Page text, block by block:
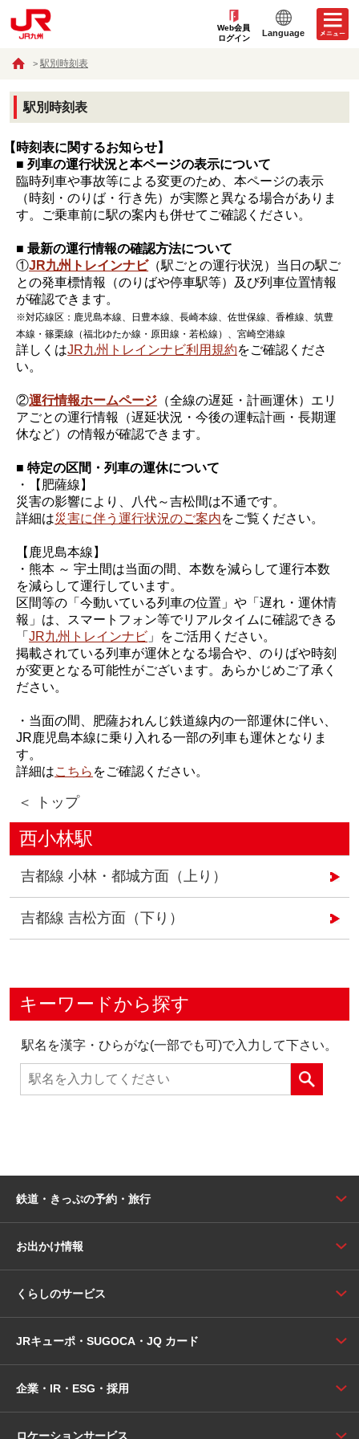
Web会員
ログイン
Language
駅別時刻表
駅別時刻表
【時刻表に関するお知らせ】
■ 列車の運行状況と本ページの表示について
臨時列車や事故等による変更のため、本ページの表示
（時刻・のりば・行き先）が実際と異なる場合がありま
す。ご乗車前に駅の案内も併せてご確認ください。
■ 最新の運行情報の確認方法について
①JR九州トレインナビ（駅ごとの運行状況）当日の駅ご
との発車標情報（のりばや停車駅等）及び列車位置情報
が確認できます。
※対応線区：鹿児島本線、日豊本線、長崎本線、佐世保線、香椎線、筑豊
本線・篠栗線（福北ゆたか線・原田線・若松線）、宮崎空港線
詳しくはJR九州トレインナビ利用規約をご確認くださ
い。
②運行情報ホームページ （全線の遅延・計画運休）エリ
アごとの運行情報（遅延状況・今後の運転計画・長期運
休など）の情報が確認できます。
■ 特定の区間・列車の運休について
・【肥薩線】
災害の影響により、八代～吉松間は不通です。
詳細は災害に伴う運行状況のご案内をご覧ください。
【鹿児島本線】
・熊本 ～ 宇土間は当面の間、本数を減らして運行本数
を減らして運行しています。
区間等の「今動いている列車の位置」や「遅れ・運休情
報」は、スマートフォン等でリアルタイムに確認できる
「JR九州トレインナビ 」をご活用ください。
掲載されている列車が運休となる場合や、のりばや時刻
が変更となる可能性がございます。あらかじめご了承く
ださい。
・当面の間、肥薩おれんじ鉄道線内の一部運休に伴い、
JR鹿児島本線に乗り入れる一部の列車も運休となりま
す。
詳細はこちら をご確認ください。
＜ トップ
西小林駅
吉都線 小林・都城方面（上り）
吉都線 吉松方面（下り）
キーワードから探す
駅名を漢字・ひらがな(一部でも可)で入力して下さい。
鉄道・きっぷの予約・旅行
お出かけ情報
くらしのサービス
JRキューポ・SUGOCA・JQ カード
企業・IR・ESG・採用
ロケーションサービス